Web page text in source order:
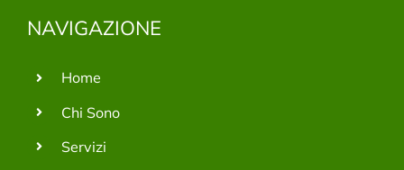
NAVIGAZIONE
Home
Chi Sono
Servizi